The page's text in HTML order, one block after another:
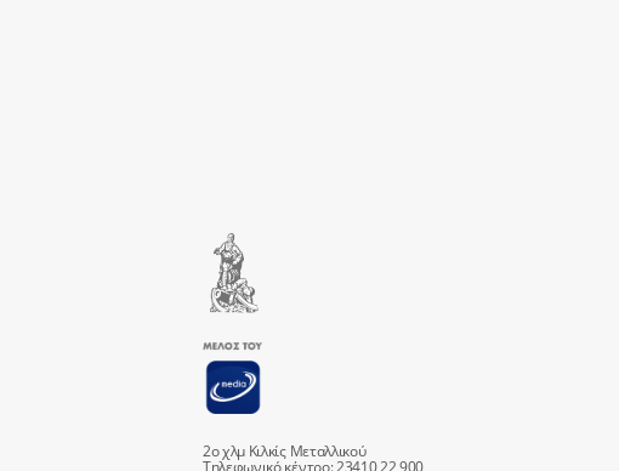
2ο χλμ Κιλκίς Μεταλλικού
Τηλεφωνικό κέντρο: 23410 22 900